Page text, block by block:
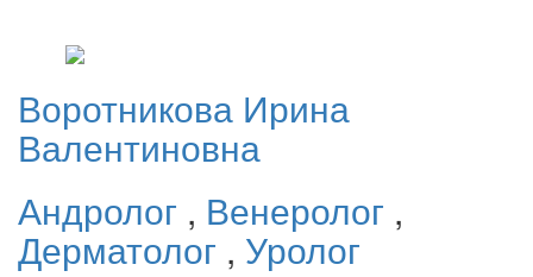
Воротникова Ирина
Валентиновна
Андролог , Венеролог ,
Дерматолог , Уролог